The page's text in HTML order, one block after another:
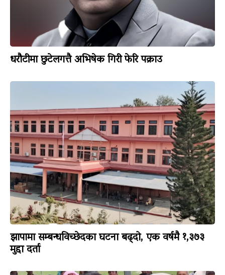
धरौटीमा छुटेलगत्तै अभिषेक गिरी फेरि पक्राउ
झापामा सम्बन्धविच्छेदका घटना बढ्दो, एक वर्षमै १,३७३
मुद्दा दर्ता